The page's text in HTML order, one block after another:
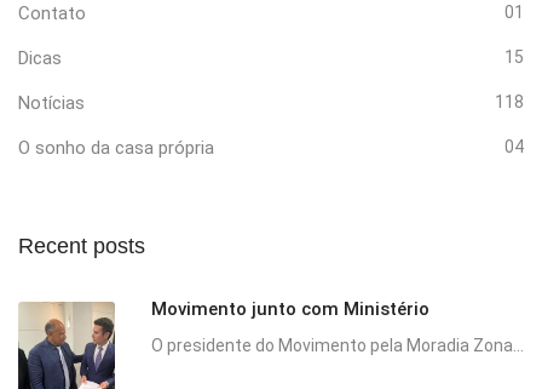
Contato 01
Dicas 15
Notícias 118
O sonho da casa própria 04
Recent posts
Movimento junto com Ministério
O presidente do Movimento pela Moradia Zona...